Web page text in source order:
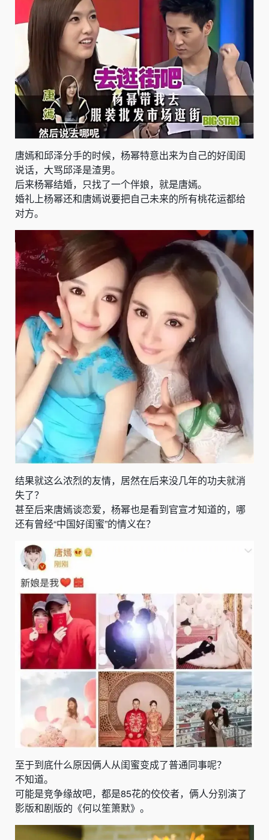
唐嫣和邱泽分手的时候，杨幂特意出来为自己的好闺闺
说话，大骂邱泽是渣男。
后来杨幂结婚，只找了一个伴娘，就是唐嫣。
婚礼上杨幂还和唐嫣说要把自己未来的所有桃花运都给
对方。
结果就这么浓烈的友情，居然在后来没几年的功夫就消
失了？
甚至后来唐嫣谈恋爱，杨幂也是看到官宣才知道的，哪
还有曾经“中国好闺蜜”的情义在？
至于到底什么原因俩人从闺蜜变成了普通同事呢？
不知道。
可能是竞争缘故吧，都是85花的佼佼者，俩人分别演了
影版和剧版的《何以笙箫默》。